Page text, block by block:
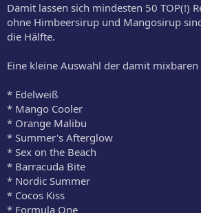
Damit lassen sich mindesten 50 TOP(!)
ohne Himbeersirup und Mangosirup
die Hälfte.
Eine kleine Auswahl der damit mixbaren
* Edelweiß
* Mango Cooler
* Orange Malibu
* Summer's Afterglow
* Sex on the Beach
* Barracuda Bite
* Nordic Summer
* Cocos Kiss
* Formula One